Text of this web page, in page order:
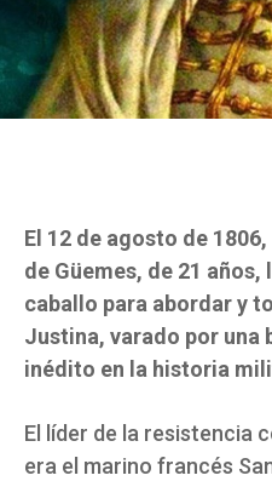
El 12 de agosto de
de Güemes, de 21
caballo para abordar y
Justina, varado por una
inédito en la historia
El líder de la resistencia
era el marino francés